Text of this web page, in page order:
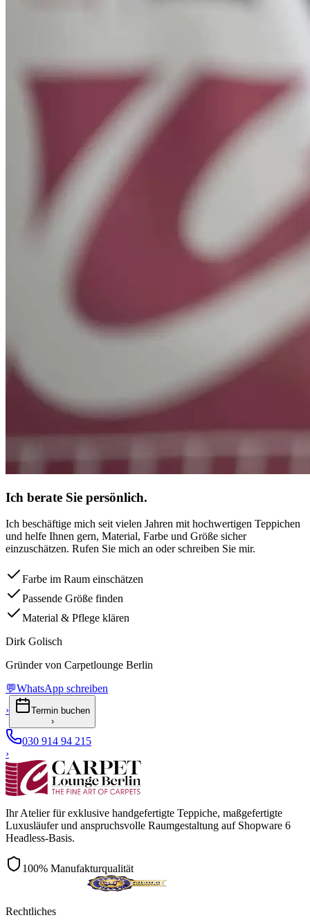
Ich berate Sie persönlich.
Ich beschäftige mich seit vielen Jahren mit hochwertigen Teppichen
und helfe Ihnen gern, Material, Farbe und Größe sicher
einzuschätzen. Rufen Sie mich an oder schreiben Sie mir.
Farbe im Raum einschätzen
Passende Größe finden
Material & Pflege klären
Dirk Golisch
Gründer von Carpetlounge Berlin
💬WhatsApp schreiben
›
Termin buchen
›
030 914 94 215
›
Ihr Atelier für exklusive handgefertigte Teppiche, maßgefertigte
Luxusläufer und anspruchsvolle Raumgestaltung auf Shopware 6
Headless-Basis.
100% Manufakturqualität
Rechtliches